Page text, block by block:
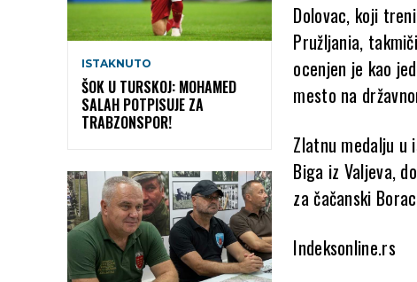
ISTAKNUTO
ŠOK U TURSKOJ: MOHAMED
SALAH POTPISUJE ZA
TRABZONSPOR!
Dolovac, koji
Pružljania,
ocenjen je kao
mesto na
Zlatnu medalju u
Biga iz Valjeva,
za čačanski
Indeksonline.rs